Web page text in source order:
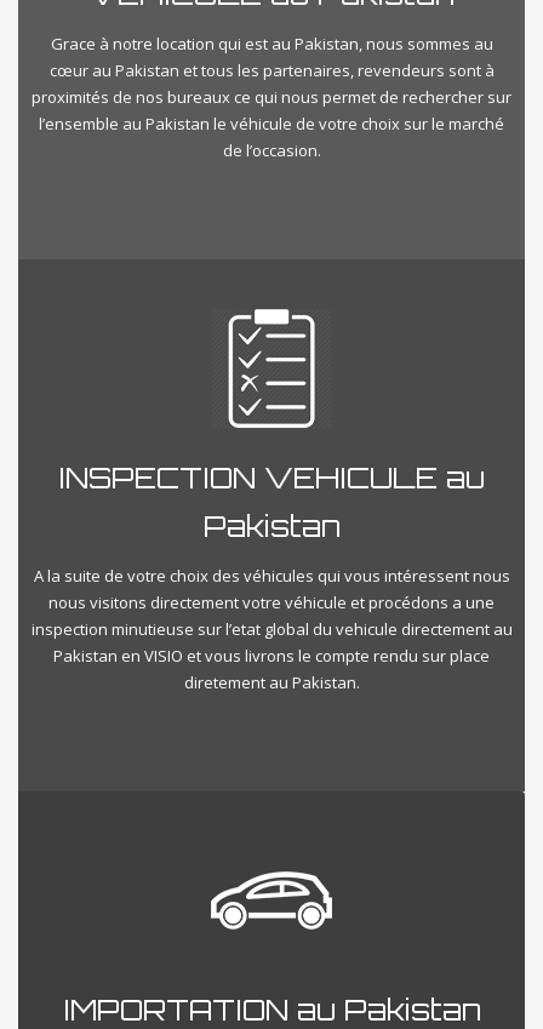
Grace à notre location qui est au Pakistan, nous sommes au
cœur au Pakistan et tous les partenaires, revendeurs sont à
proximités de nos bureaux ce qui nous permet de rechercher sur
l’ensemble au Pakistan le véhicule de votre choix sur le marché
de l’occasion.
INSPECTION VEHICULE au
Pakistan
A la suite de votre choix des véhicules qui vous intéressent nous
nous visitons directement votre véhicule et procédons a une
inspection minutieuse sur l’etat global du vehicule directement au
Pakistan en VISIO et vous livrons le compte rendu sur place
diretement au Pakistan.
IMPORTATION au Pakistan